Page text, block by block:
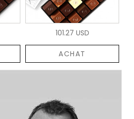
101.27 USD
ACHAT